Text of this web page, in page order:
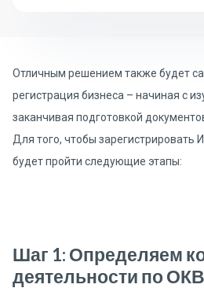
Отличным решением также будет
регистрация бизнеса – начиная с
заканчивая подготовкой
Для того, чтобы зарегистрировать
будет пройти следующие этапы:
Шаг 1: Определяем
деятельности по